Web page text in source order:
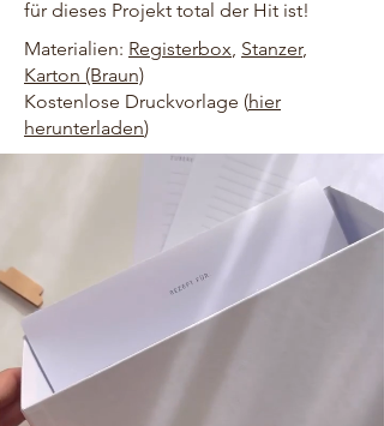
für dieses Projekt total der Hit ist!
Materialien: Registerbox, Stanzer,
Karton (Braun)
Kostenlose Druckvorlage (hier
herunterladen)